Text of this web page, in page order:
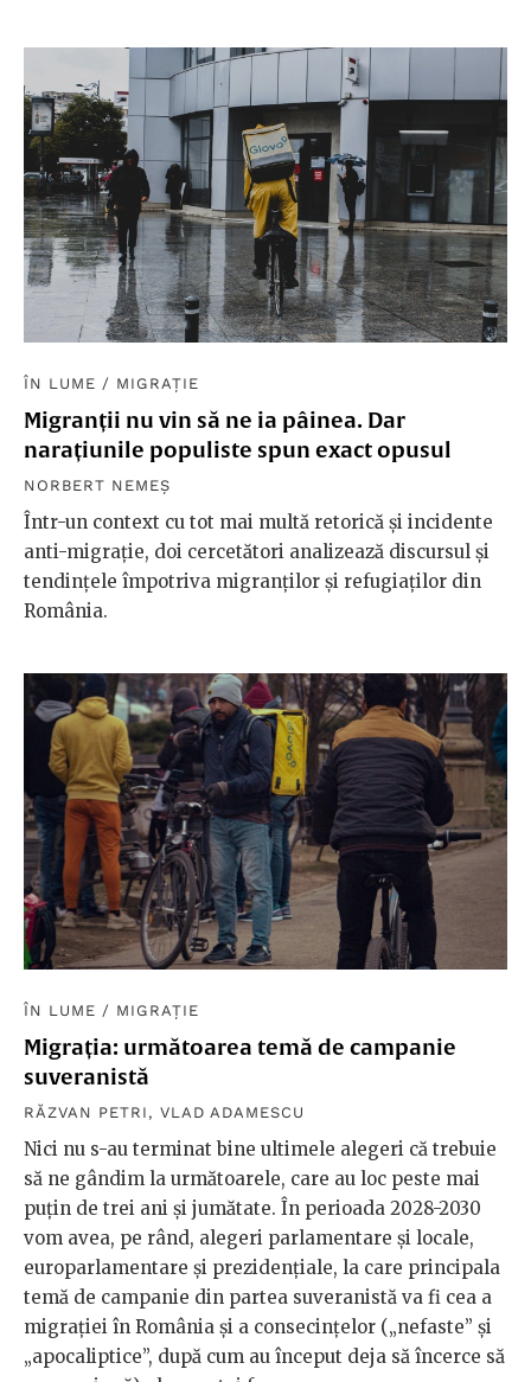
ÎN LUME / MIGRAȚIE
Migranții nu vin să ne ia pâinea. Dar
narațiunile populiste spun exact opusul
NORBERT NEMEȘ
Într-un context cu tot mai multă retorică și incidente
anti-migrație, doi cercetători analizează discursul și
tendințele împotriva migranților și refugiaților din
România.
ÎN LUME / MIGRAȚIE
Migrația: următoarea temă de campanie
suveranistă
RĂZVAN PETRI , VLAD ADAMESCU
Nici nu s-au terminat bine ultimele alegeri că trebuie
să ne gândim la următoarele, care au loc peste mai
puțin de trei ani și jumătate. În perioada 2028-2030
vom avea, pe rând, alegeri parlamentare și locale,
europarlamentare și prezidențiale, la care principala
temă de campanie din partea suveranistă va fi cea a
migrației în România și a consecințelor („nefaste” și
„apocaliptice”, după cum au început deja să încerce să